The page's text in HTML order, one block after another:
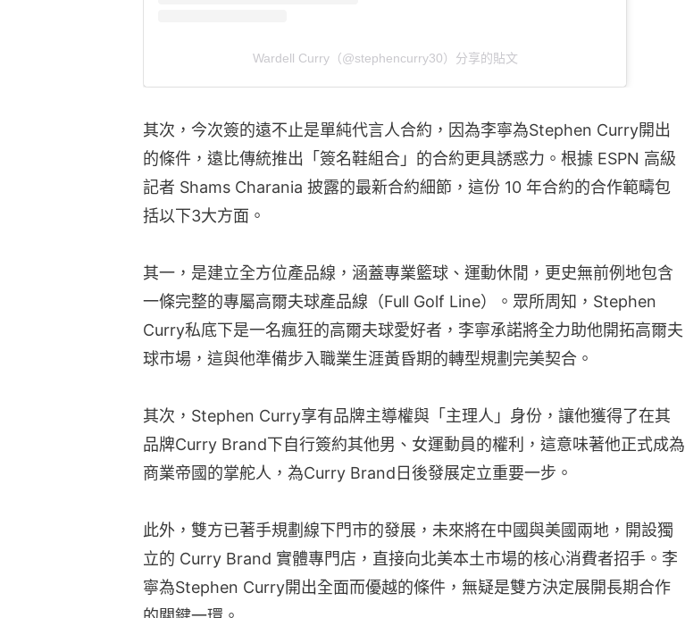
Wardell Curry（@stephencurry30）分享的貼文
其次，今次簽的遠不止是單純代言人合約，因為李寧為Stephen Curry開出
的條件，遠比傳統推出「簽名鞋組合」的合約更具誘惑力。根據 ESPN 高級
記者 Shams Charania 披露的最新合約細節，這份 10 年合約的合作範疇包
括以下3大方面。
其一，是建立全方位產品線，涵蓋專業籃球、運動休閒，更史無前例地包含
一條完整的專屬高爾夫球產品線（Full Golf Line）。眾所周知，Stephen
Curry私底下是一名瘋狂的高爾夫球愛好者，李寧承諾將全力助他開拓高爾夫
球市場，這與他準備步入職業生涯黃昏期的轉型規劃完美契合。
其次，Stephen Curry享有品牌主導權與「主理人」身份，讓他獲得了在其
品牌Curry Brand下自行簽約其他男、女運動員的權利，這意味著他正式成為
商業帝國的掌舵人，為Curry Brand日後發展定立重要一步。
此外，雙方已著手規劃線下門市的發展，未來將在中國與美國兩地，開設獨
立的 Curry Brand 實體專門店，直接向北美本土市場的核心消費者招手。李
寧為Stephen Curry開出全面而優越的條件，無疑是雙方決定展開長期合作